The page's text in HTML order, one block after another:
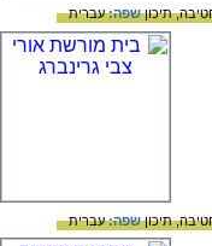
תיכוןשפה:עברית
תיכוןשפה:עברית